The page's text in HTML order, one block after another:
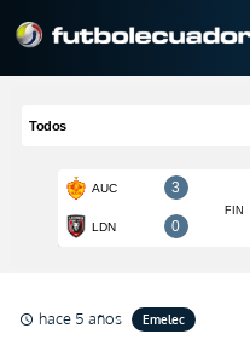
schedule hace 5 años Emelec